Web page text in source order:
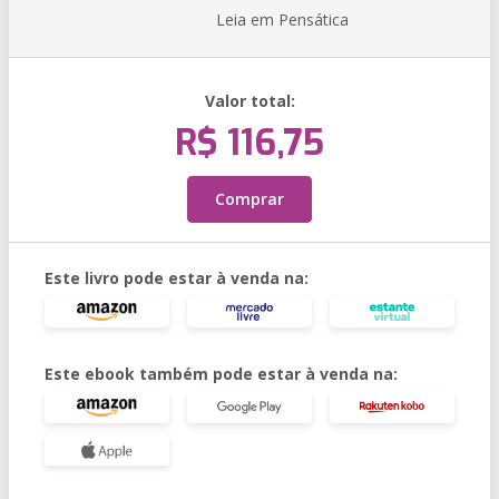
Leia em Pensática
Valor total:
R$ 116,75
Comprar
Este livro pode estar à venda na:
Este ebook também pode estar à venda na: